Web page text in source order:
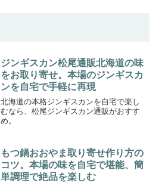
ジンギスカン松尾通販北海道の味
をお取り寄せ。本場のジンギスカ
ンを自宅で手軽に再現
北海道の本格ジンギスカンを自宅で楽し
むなら、松尾ジンギスカン通販がおすす
め。
もつ鍋おおやま取り寄せ作り方の
コツ。本場の味を自宅で堪能、簡
単調理で絶品を楽しむ